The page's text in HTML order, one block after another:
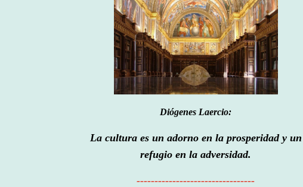
Diógenes Laercio:
La cultura es un adorno en la prosperidad y un
refugio en la adversidad.
---------------------------------